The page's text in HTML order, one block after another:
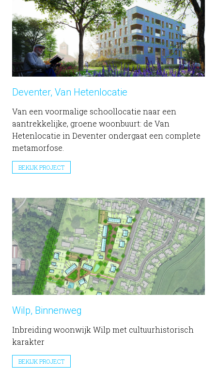
Deventer, Van Hetenlocatie
Van een voormalige schoollocatie naar een
aantrekkelijke, groene woonbuurt: de Van
Hetenlocatie in Deventer ondergaat een complete
metamorfose.
BEKIJK PROJECT
Wilp, Binnenweg
Inbreiding woonwijk Wilp met cultuurhistorisch
karakter
BEKIJK PROJECT